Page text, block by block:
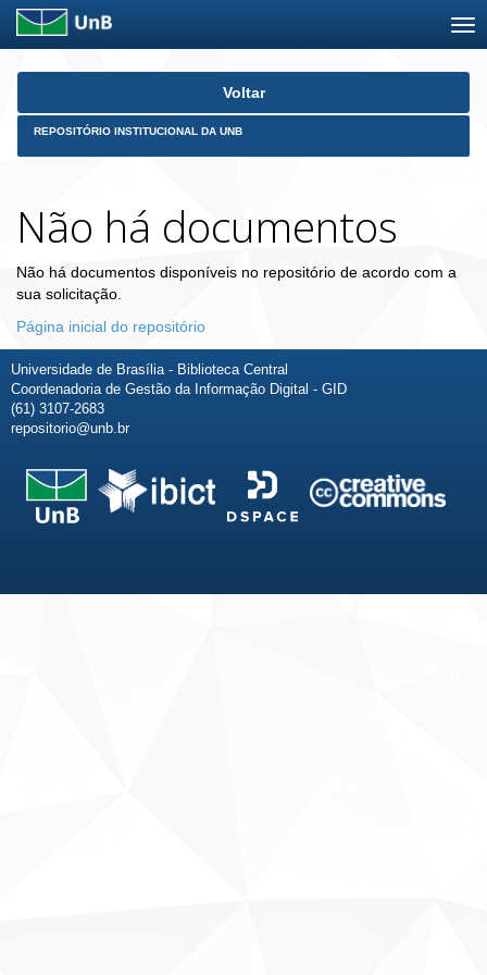
Skip
Voltar
REPOSITÓRIO INSTITUCIONAL DA UNB
Não há documentos
Não há documentos disponíveis no repositório de acordo com a
sua solicitação.
Página inicial do repositório
Universidade de Brasília - Biblioteca Central
Coordenadoria de Gestão da Informação Digital - GID
(61) 3107-2683
repositorio@unb.br